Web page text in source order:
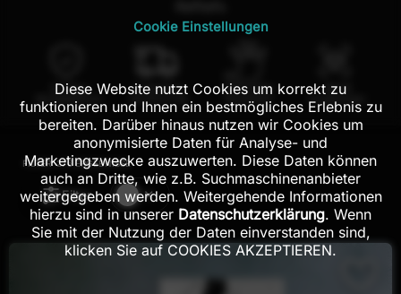
100 Tage
Rückgaberecht
Kostenloser
Versand in DE
100% echte
Handarbeit
Mit AR
Probehängen
FILTER:276 ERGEBNISSE
Filter
Cookie Einstellungen
Diese Website nutzt Cookies um korrekt zu
funktionieren und Ihnen ein bestmögliches Erlebnis zu
bereiten. Darüber hinaus nutzen wir Cookies um
anonymisierte Daten für Analyse- und
Marketingzwecke auszuwerten. Diese Daten können
auch an Dritte, wie z.B. Suchmaschinenanbieter
weitergegeben werden. Weitergehende Informationen
hierzu sind in unserer Datenschutzerklärung. Wenn
Sie mit der Nutzung der Daten einverstanden sind,
klicken Sie auf COOKIES AKZEPTIEREN.